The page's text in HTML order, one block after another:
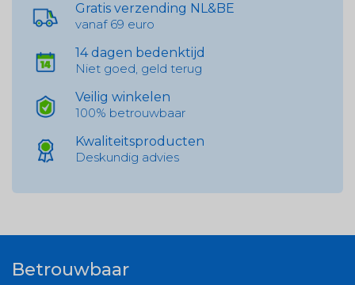
Gratis verzending NL&BE
vanaf 69 euro
14 dagen bedenktijd
Niet goed, geld terug
Veilig winkelen
100% betrouwbaar
Kwaliteitsproducten
Deskundig advies
Betrouwbaar